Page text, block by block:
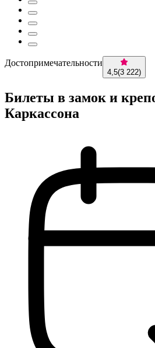
Достопримечательности
4,5(3 222)
Билеты в замок и
Каркассона